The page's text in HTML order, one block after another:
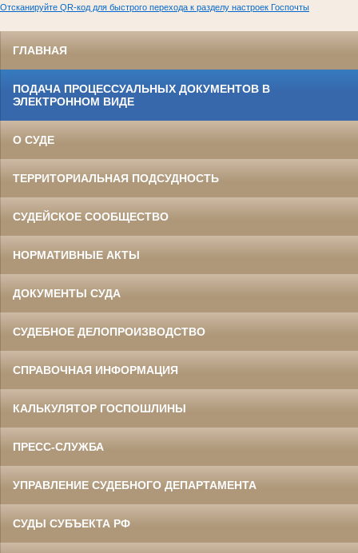
Отсканируйте QR-код для быстрого перехода к разделу настроек Госпочты
ГЛАВНАЯ
ПОДАЧА ПРОЦЕССУАЛЬНЫХ ДОКУМЕНТОВ В
ЭЛЕКТРОННОМ ВИДЕ
О СУДЕ
ТЕРРИТОРИАЛЬНАЯ ПОДСУДНОСТЬ
СУДЕЙСКОЕ СООБЩЕСТВО
НОРМАТИВНЫЕ АКТЫ
ДОКУМЕНТЫ СУДА
СУДЕБНОЕ ДЕЛОПРОИЗВОДСТВО
СПРАВОЧНАЯ ИНФОРМАЦИЯ
КАЛЬКУЛЯТОР ГОСПОШЛИНЫ
ПРЕСС-СЛУЖБА
УПРАВЛЕНИЕ СУДЕБНОГО ДЕПАРТАМЕНТА
СУДЫ СУБЪЕКТА РФ